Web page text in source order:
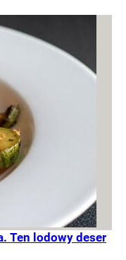
Ten lodowy deser